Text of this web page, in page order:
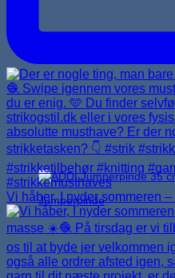
Jumperpinde
Vi håber, I nyder sommeren